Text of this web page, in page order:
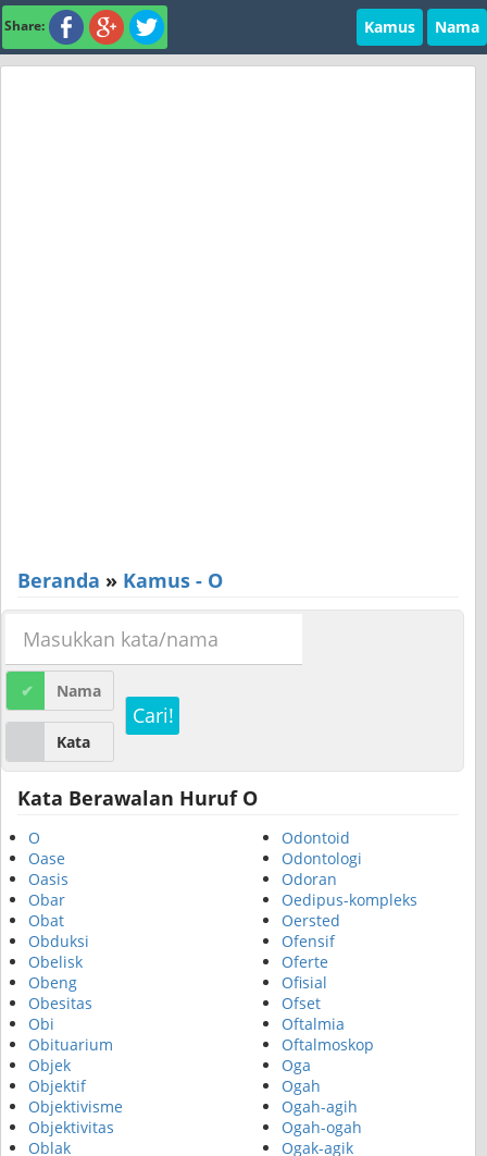
Share: Kamus Nama
Beranda » Kamus - O
Nama
Kata
Cari!
Kata Berawalan Huruf O
O
Oase
Oasis
Obar
Obat
Obduksi
Obelisk
Obeng
Obesitas
Obi
Obituarium
Objek
Objektif
Objektivisme
Objektivitas
Oblak
Odontoid
Odontologi
Odoran
Oedipus-kompleks
Oersted
Ofensif
Oferte
Ofisial
Ofset
Oftalmia
Oftalmoskop
Oga
Ogah
Ogah-agih
Ogah-ogah
Ogak-agik